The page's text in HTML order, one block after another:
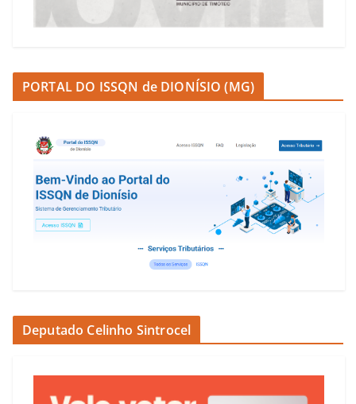
PORTAL DO ISSQN de DIONÍSIO (MG)
Deputado Celinho Sintrocel